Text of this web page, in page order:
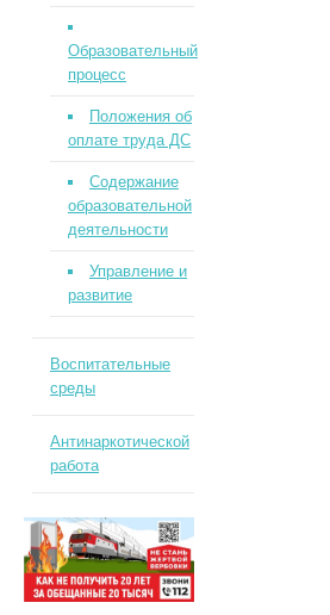
Образовательный
процесс
Положения об
оплате труда ДС
Содержание
образовательной
деятельности
Управление и
развитие
Воспитательные
среды
Антинаркотической
работа